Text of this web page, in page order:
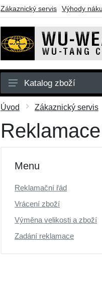
Zákaznický servis Výhody
Mikiny
Trička
Katalog zboží
Úvod Zákaznický servis
Menu
Reklamační řád
Vrácení zboží
Výměna velikosti a zboží
Zadání reklamace